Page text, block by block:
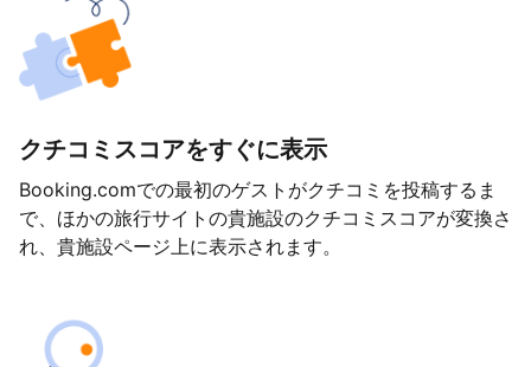
クチコミスコアをすぐに表示
Booking.comでの最初のゲストがクチコミを投稿するま
で、ほかの旅行サイトの貴施設のクチコミスコアが変換さ
れ、貴施設ページ上に表示されます。